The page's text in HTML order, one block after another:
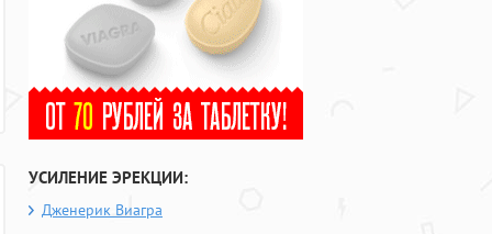
УСИЛЕНИЕ ЭРЕКЦИИ:
Дженерик Виагра